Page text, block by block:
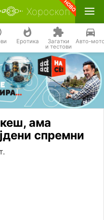
Хороскоп
Еротика Загатки
и тестови
Авто-
ама
спремни